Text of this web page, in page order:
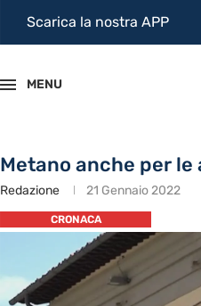
Scarica la nostra APP
MENU
Metano anche per
Redazione 21 Gennaio 2022
CRONACA